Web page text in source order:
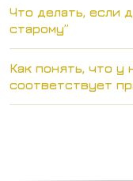
Что делать, если
старому”
Как понять, что у
соответствует